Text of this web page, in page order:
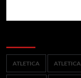
ATLETICA ATLETICA